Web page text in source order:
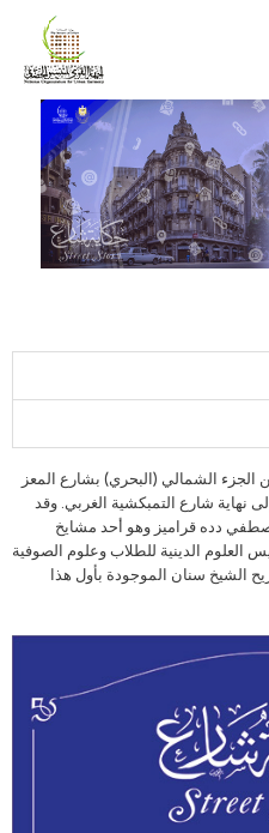
الجزء الشمالي (البحري) بشارع المعز
نهاية شارع التمبكشية الغربي. وقد
دده قراميز وهو أحد مشايخ
العلوم الدينية للطلاب وعلوم الصوفية
الشيخ سنان الموجودة بأول هذا